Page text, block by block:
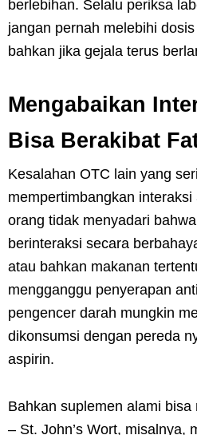
berlebihan. Selalu periksa
jangan pernah melebihi
bahkan jika gejala terus
Mengabaikan
Bisa Berakibat
Kesalahan OTC lain yang
mempertimbangkan
orang tidak menyadari
berinteraksi secara
atau bahkan makanan
mengganggu penyerapan
pengencer darah mungkin
dikonsumsi dengan pereda
aspirin.
Bahkan suplemen alami
– St. John’s Wort, misalnya,